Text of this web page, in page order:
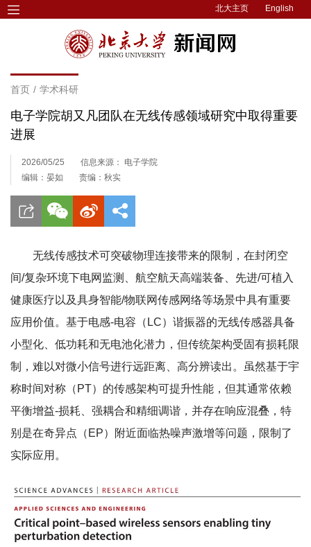
北大主页 English
首页 / 学术科研
电子学院胡又凡团队在无线传感领域研究中取得重要
进展
2026/05/25
信息来源： 电子学院
编辑：晏如
责编：秋实
无线传感技术可突破物理连接带来的限制，在封闭空
间/复杂环境下电网监测、航空航天高端装备、先进/可植入
健康医疗以及具身智能/物联网传感网络等场景中具有重要
应用价值。基于电感-电容（LC）谐振器的无线传感器具备
小型化、低功耗和无电池化潜力，但传统架构受固有损耗限
制，难以对微小信号进行远距离、高分辨读出。虽然基于宇
称时间对称（PT）的传感架构可提升性能，但其通常依赖
平衡增益-损耗、强耦合和精细调谐，并存在响应混叠，特
别是在奇异点（EP）附近面临热噪声激增等问题，限制了
实际应用。